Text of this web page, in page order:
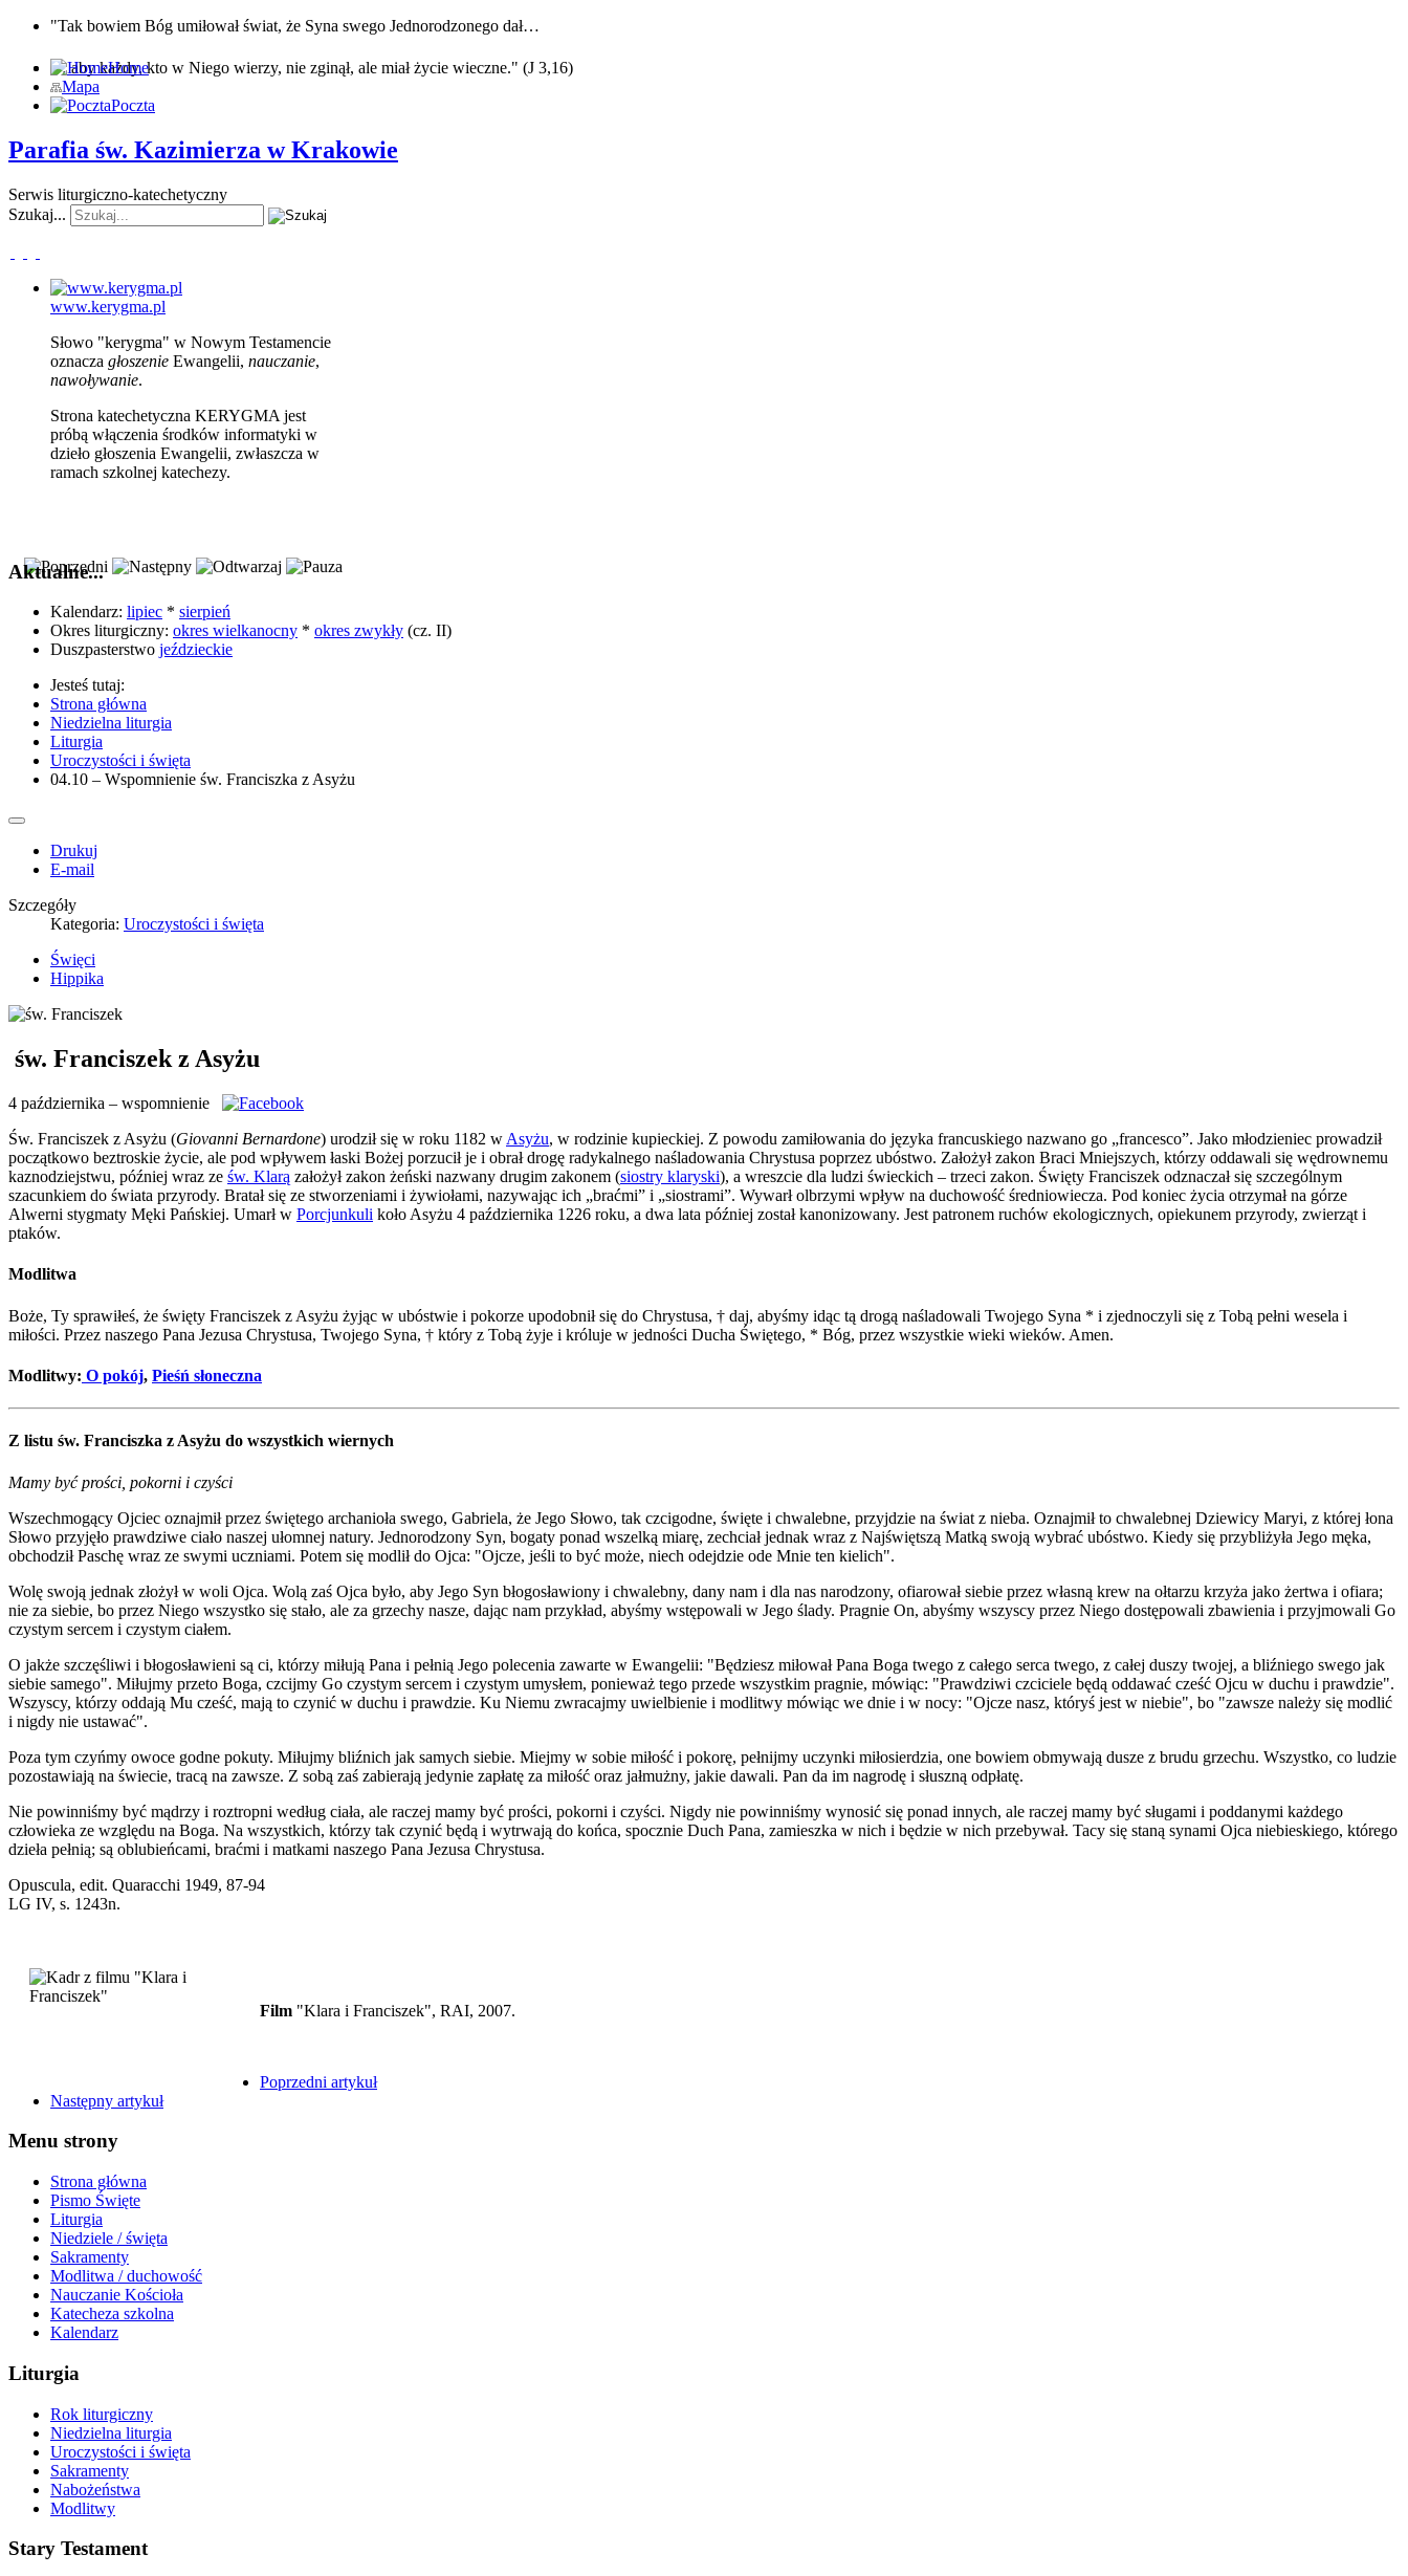
"Tak bowiem Bóg umiłował świat, że Syna swego Jednorodzonego dał…
… aby każdy, kto w Niego wierzy, nie zginął, ale miał życie wieczne." (J 3,16)
Home
Mapa
Poczta
Parafia św. Kazimierza w Krakowie
Serwis liturgiczno-katechetyczny
Szukaj...
www.kerygma.pl
Słowo "kerygma" w Nowym Testamencie
oznacza głoszenie Ewangelii, nauczanie,
nawoływanie.
Strona katechetyczna KERYGMA jest
próbą włączenia środków informatyki w
dzieło głoszenia Ewangelii, zwłaszcza w
ramach szkolnej katechezy.
Aktualne...
Kalendarz: lipiec * sierpień
Okres liturgiczny: okres wielkanocny * okres zwykły (cz. II)
Duszpasterstwo jeździeckie
Jesteś tutaj:
Strona główna
Niedzielna liturgia
Liturgia
Uroczystości i święta
04.10 – Wspomnienie św. Franciszka z Asyżu
Drukuj
E-mail
Szczegóły
Kategoria: Uroczystości i święta
Święci
Hippika
św. Franciszek z Asyżu
4 października – wspomnienie
Św. Franciszek z Asyżu (Giovanni Bernardone) urodził się w roku 1182 w Asyżu, w rodzinie kupieckiej. Z powodu zamiłowania do języka francuskiego nazwano go „francesco”. Jako młodzieniec prowadził
początkowo beztroskie życie, ale pod wpływem łaski Bożej porzucił je i obrał drogę radykalnego naśladowania Chrystusa poprzez ubóstwo. Założył zakon Braci Mniejszych, którzy oddawali się wędrownemu
kaznodziejstwu, później wraz ze św. Klarą założył zakon żeński nazwany drugim zakonem (siostry klaryski), a wreszcie dla ludzi świeckich – trzeci zakon. Święty Franciszek odznaczał się szczególnym
szacunkiem do świata przyrody. Bratał się ze stworzeniami i żywiołami, nazywając ich „braćmi” i „siostrami”. Wywarł olbrzymi wpływ na duchowość średniowiecza. Pod koniec życia otrzymał na górze
Alwerni stygmaty Męki Pańskiej. Umarł w Porcjunkuli koło Asyżu 4 października 1226 roku, a dwa lata później został kanonizowany. Jest patronem ruchów ekologicznych, opiekunem przyrody, zwierząt i
ptaków.
Modlitwa
Boże, Ty sprawiłeś, że święty Franciszek z Asyżu żyjąc w ubóstwie i pokorze upodobnił się do Chrystusa, † daj, abyśmy idąc tą drogą naśladowali Twojego Syna * i zjednoczyli się z Tobą pełni wesela i
miłości. Przez naszego Pana Jezusa Chrystusa, Twojego Syna, † który z Tobą żyje i króluje w jedności Ducha Świętego, * Bóg, przez wszystkie wieki wieków. Amen.
Modlitwy: O pokój, Pieśń słoneczna
Z listu św. Franciszka z Asyżu do wszystkich wiernych
Mamy być prości, pokorni i czyści
Wszechmogący Ojciec oznajmił przez świętego archanioła swego, Gabriela, że Jego Słowo, tak czcigodne, święte i chwalebne, przyjdzie na świat z nieba. Oznajmił to chwalebnej Dziewicy Maryi, z której łona
Słowo przyjęło prawdziwe ciało naszej ułomnej natury. Jednorodzony Syn, bogaty ponad wszelką miarę, zechciał jednak wraz z Najświętszą Matką swoją wybrać ubóstwo. Kiedy się przybliżyła Jego męka,
obchodził Paschę wraz ze swymi uczniami. Potem się modlił do Ojca: "Ojcze, jeśli to być może, niech odejdzie ode Mnie ten kielich".
Wolę swoją jednak złożył w woli Ojca. Wolą zaś Ojca było, aby Jego Syn błogosławiony i chwalebny, dany nam i dla nas narodzony, ofiarował siebie przez własną krew na ołtarzu krzyża jako żertwa i ofiara;
nie za siebie, bo przez Niego wszystko się stało, ale za grzechy nasze, dając nam przykład, abyśmy wstępowali w Jego ślady. Pragnie On, abyśmy wszyscy przez Niego dostępowali zbawienia i przyjmowali Go
czystym sercem i czystym ciałem.
O jakże szczęśliwi i błogosławieni są ci, którzy miłują Pana i pełnią Jego polecenia zawarte w Ewangelii: "Będziesz miłował Pana Boga twego z całego serca twego, z całej duszy twojej, a bliźniego swego jak
siebie samego". Miłujmy przeto Boga, czcijmy Go czystym sercem i czystym umysłem, ponieważ tego przede wszystkim pragnie, mówiąc: "Prawdziwi czciciele będą oddawać cześć Ojcu w duchu i prawdzie".
Wszyscy, którzy oddają Mu cześć, mają to czynić w duchu i prawdzie. Ku Niemu zwracajmy uwielbienie i modlitwy mówiąc we dnie i w nocy: "Ojcze nasz, któryś jest w niebie", bo "zawsze należy się modlić
i nigdy nie ustawać".
Poza tym czyńmy owoce godne pokuty. Miłujmy bliźnich jak samych siebie. Miejmy w sobie miłość i pokorę, pełnijmy uczynki miłosierdzia, one bowiem obmywają dusze z brudu grzechu. Wszystko, co ludzie
pozostawiają na świecie, tracą na zawsze. Z sobą zaś zabierają jedynie zapłatę za miłość oraz jałmużny, jakie dawali. Pan da im nagrodę i słuszną odpłatę.
Nie powinniśmy być mądrzy i roztropni według ciała, ale raczej mamy być prości, pokorni i czyści. Nigdy nie powinniśmy wynosić się ponad innych, ale raczej mamy być sługami i poddanymi każdego
człowieka ze względu na Boga. Na wszystkich, którzy tak czynić będą i wytrwają do końca, spocznie Duch Pana, zamieszka w nich i będzie w nich przebywał. Tacy się staną synami Ojca niebieskiego, którego
dzieła pełnią; są oblubieńcami, braćmi i matkami naszego Pana Jezusa Chrystusa.
Opuscula, edit. Quaracchi 1949, 87-94
LG IV, s. 1243n.
Film "Klara i Franciszek", RAI, 2007.
Poprzedni artykuł
Następny artykuł
Menu strony
Strona główna
Pismo Święte
Liturgia
Niedziele / święta
Sakramenty
Modlitwa / duchowość
Nauczanie Kościoła
Katecheza szkolna
Kalendarz
Liturgia
Rok liturgiczny
Niedzielna liturgia
Uroczystości i święta
Sakramenty
Nabożeństwa
Modlitwy
Stary Testament